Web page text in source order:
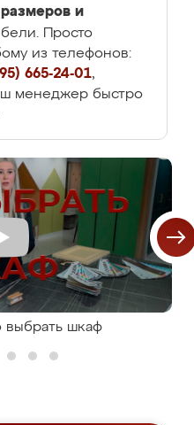
размеров и
Просто
из телефонов:
665-24-01,
менеджер быстро
выбрать шкаф